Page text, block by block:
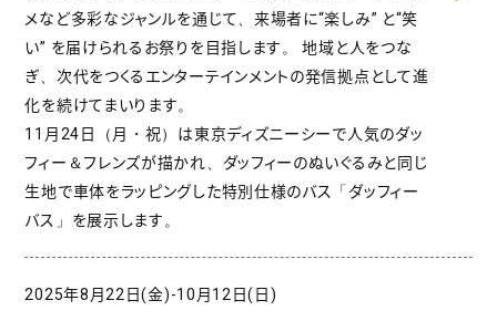
メなど多彩なジャンルを通じて、来場者に“楽しみ” と“笑
い” を届けられるお祭りを目指します。 地域と人をつな
ぎ、次代をつくるエンターテインメントの発信拠点として進
化を続けてまいります。
11月24日（月・祝）は東京ディズニーシーで人気のダッ
フィー＆フレンズが描かれ、ダッフィーのぬいぐるみと同じ
生地で車体をラッピングした特別仕様のバス「ダッフィー
バス」を展示します。
2025年8月22日(金)-10月12日(日)